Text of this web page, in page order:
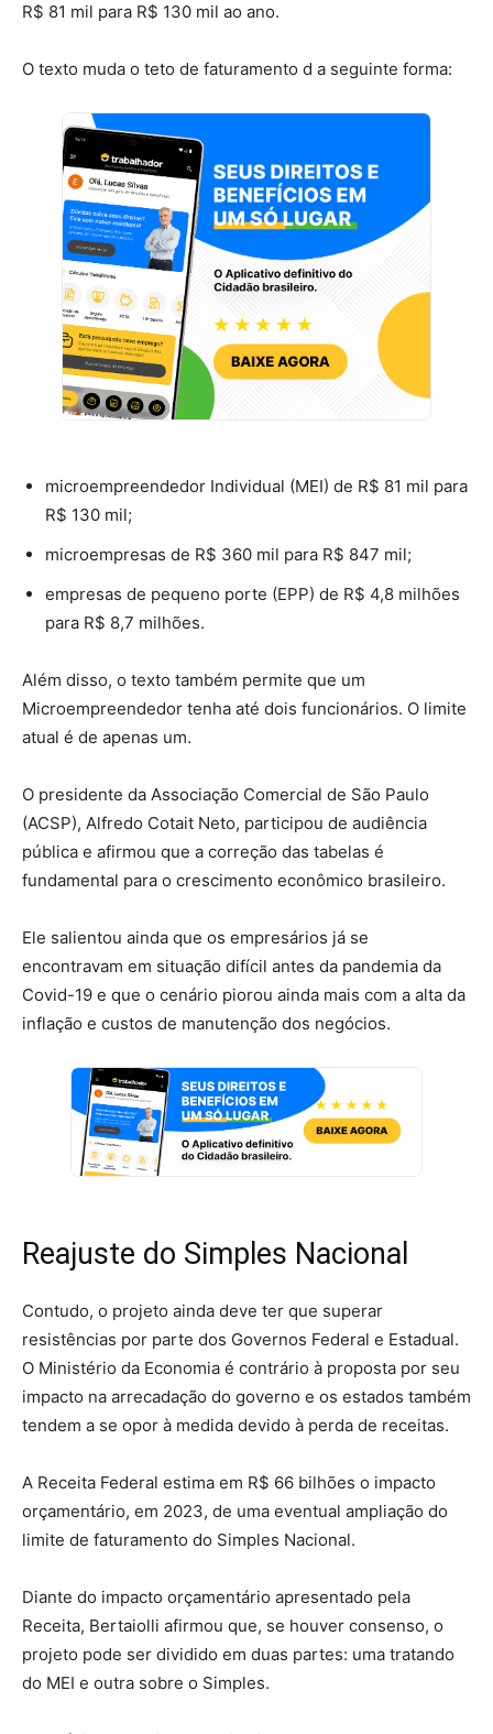
R$ 81 mil para R$ 130 mil ao ano.
O texto muda o teto de faturamento d a seguinte forma:
microempreendedor Individual (MEI) de R$ 81 mil para
R$ 130 mil;
microempresas de R$ 360 mil para R$ 847 mil;
empresas de pequeno porte (EPP) de R$ 4,8 milhões
para R$ 8,7 milhões.
Além disso, o texto também permite que um
Microempreendedor tenha até dois funcionários. O limite
atual é de apenas um.
O presidente da Associação Comercial de São Paulo
(ACSP), Alfredo Cotait Neto, participou de audiência
pública e afirmou que a correção das tabelas é
fundamental para o crescimento econômico brasileiro.
Ele salientou ainda que os empresários já se
encontravam em situação difícil antes da pandemia da
Covid-19 e que o cenário piorou ainda mais com a alta da
inflação e custos de manutenção dos negócios.
Reajuste do Simples Nacional
Contudo, o projeto ainda deve ter que superar
resistências por parte dos Governos Federal e Estadual.
O Ministério da Economia é contrário à proposta por seu
impacto na arrecadação do governo e os estados também
tendem a se opor à medida devido à perda de receitas.
A Receita Federal estima em R$ 66 bilhões o impacto
orçamentário, em 2023, de uma eventual ampliação do
limite de faturamento do Simples Nacional.
Diante do impacto orçamentário apresentado pela
Receita, Bertaiolli afirmou que, se houver consenso, o
projeto pode ser dividido em duas partes: uma tratando
do MEI e outra sobre o Simples.